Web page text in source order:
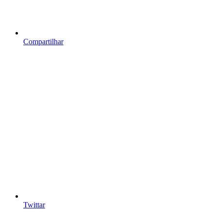
Compartilhar
Twittar